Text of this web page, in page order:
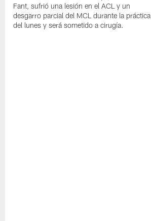
Fant, sufrió una lesión en el ACL y un
desgarro parcial del MCL durante la práctica
del lunes y será sometido a cirugía.